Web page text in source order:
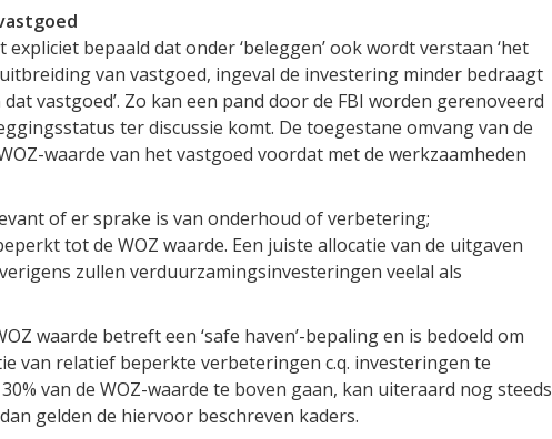
bepaald dat onder ‘beleggen’ ook wordt verstaan ‘het
van vastgoed, ingeval de investering minder bedraagt
vastgoed’. Zo kan een pand door de FBI worden gerenoveerd
ter discussie komt. De toegestane omvang van de
waarde van het vastgoed voordat met de werkzaamheden
of er sprake is van onderhoud of verbetering;
tot de WOZ waarde. Een juiste allocatie van de uitgaven
zullen verduurzamingsinvesteringen veelal als
waarde betreft een ‘safe haven’-bepaling en is bedoeld om
van relatief beperkte verbeteringen c.q. investeringen te
van de WOZ-waarde te boven gaan, kan uiteraard nog steeds
gelden de hiervoor beschreven kaders.